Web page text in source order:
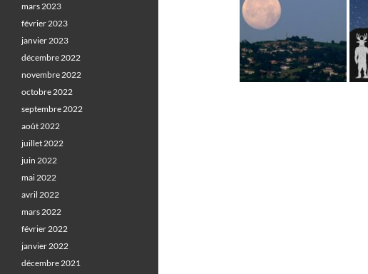
mars 2023
février 2023
janvier 2023
décembre 2022
novembre 2022
octobre 2022
septembre 2022
août 2022
juillet 2022
juin 2022
mai 2022
avril 2022
mars 2022
février 2022
janvier 2022
décembre 2021